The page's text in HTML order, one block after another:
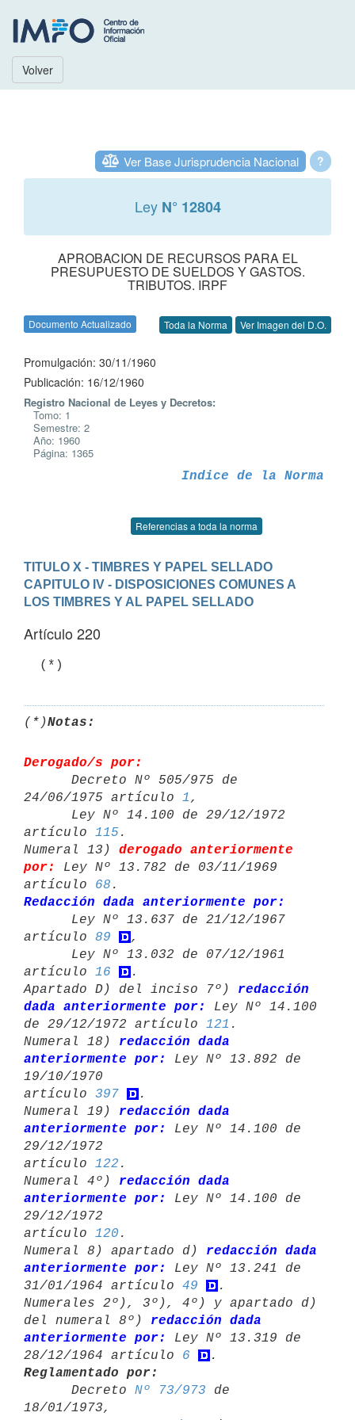
Volver
?
Ver Base Jurisprudencia Nacional
Ley N° 12804
APROBACION DE RECURSOS PARA EL
PRESUPUESTO DE SUELDOS Y GASTOS.
TRIBUTOS. IRPF
Documento Actualizado Toda la Norma Ver Imagen del D.O.
Promulgación: 30/11/1960
Publicación: 16/12/1960
Registro Nacional de Leyes y Decretos:
Tomo: 1
Semestre: 2
Año: 1960
Página: 1365
Indice de la Norma
Referencias a toda la norma
TITULO X - TIMBRES Y PAPEL SELLADO
CAPITULO IV - DISPOSICIONES COMUNES A
LOS TIMBRES Y AL PAPEL SELLADO
Artículo 220
  (*)
(*)Notas:
Derogado/s por:
24/06/1975 artículo 1 ,
artículo 115 .
Numeral 13) derogado anteriormente
por:
Ley Nº 13.782 de 03/11/1969
artículo 68
Redacción dada anteriormente por:
artículo 89
,
artículo 16
.
Apartado D) del inciso 7º) redacción
dada anteriormente por:
Ley Nº 14.100
de 29/12/1972 artículo 121 .
Numeral 18) redacción dada
anteriormente por:
Ley Nº 13.892 de
19/10/1970
artículo 397
.
Numeral 19) redacción dada
anteriormente por:
Ley Nº 14.100 de
29/12/1972
artículo 122 .
Numeral 4º) redacción dada
anteriormente por:
Ley Nº 14.100 de
29/12/1972
artículo 120 .
Numeral 8) apartado d) redacción dada
anteriormente por:
Ley Nº 13.241 de
31/01/1964 artículo 49
.
Numerales 2º), 3º), 4º) y apartado d)
del numeral 8º) redacción dada
anteriormente por:
Ley Nº 13.319 de
28/12/1964 artículo 6
Reglamentado por:
Decreto Nº 73/973 de
18/01/1973,